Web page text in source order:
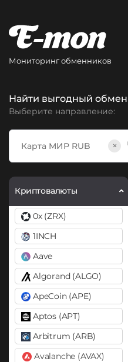
Мониторинг обменников
Найти выгодный обмен
Выберите направление:
×
Криптовалюты
0x (ZRX)
1INCH
Aave
Algorand (ALGO)
ApeCoin (APE)
Aptos (APT)
Arbitrum (ARB)
Avalanche (AVAX)